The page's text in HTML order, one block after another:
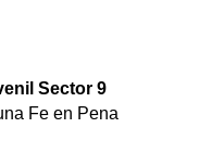
Sector 9
Fe en Pena